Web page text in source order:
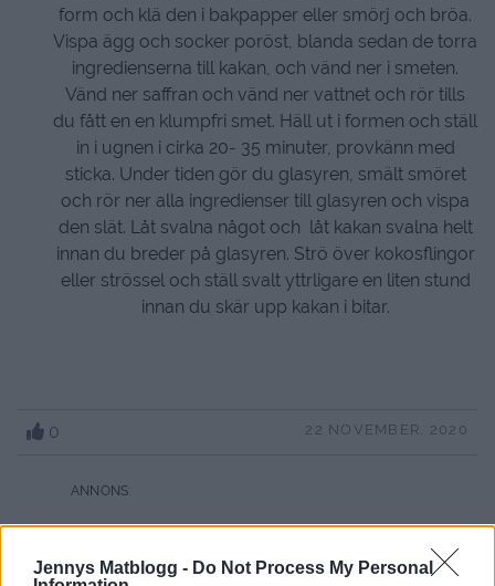
Jennys Matblogg - Do Not Process My Personal
form och klä den i bakpapper eller smörj och bröa.
Vispa ägg och socker poröst, blanda sedan de torra
ingredienserna till kakan, och vänd ner i smeten.
Vänd ner saffran och vänd ner vattnet och rör tills
du fått en en klumpfri smet. Häll ut i formen och ställ
in i ugnen i cirka 20- 35 minuter, provkänn med
sticka. Under tiden gör du glasyren, smält smöret
och rör ner alla ingredienser till glasyren och vispa
den slät. Låt svalna något och låt kakan svalna helt
innan du breder på glasyren. Strö över kokosflingor
eller strössel och ställ svalt yttrligare en liten stund
innan du skär upp kakan i bitar.
0 22 NOVEMBER, 2020